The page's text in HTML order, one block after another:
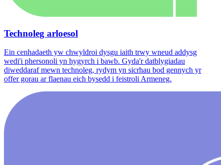
Technoleg arloesol
Ein cenhadaeth yw chwyldroi dysgu iaith trwy wneud addysg
wedi'i phersonoli yn hygyrch i bawb. Gyda'r datblygiadau
diweddaraf mewn technoleg, rydym yn sicrhau bod gennych yr
offer gorau ar flaenau eich bysedd i feistroli Armeneg.